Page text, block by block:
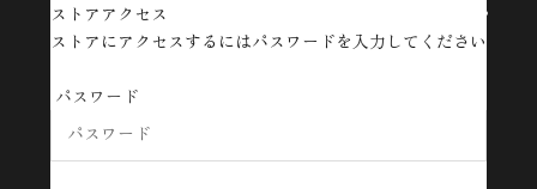
SOWAN【公式】| オンラインショップ
ストアアクセス
ストアにアクセスするにはパスワードを入力してください
パスワード